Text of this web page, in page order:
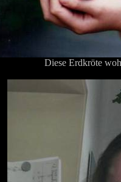
Diese Erdkröte